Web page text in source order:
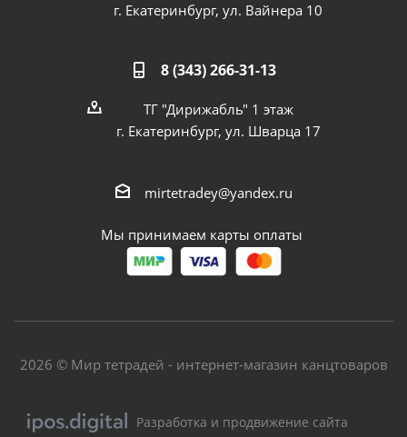
г. Екатеринбург, ул. Вайнера 10
8 (343) 266-31-13
ТГ "Дирижабль" 1 этаж
г. Екатеринбург, ул. Шварца 17
mirtetradey@yandex.ru
Мы принимаем карты оплаты
2026 © Мир тетрадей - интернет-магазин канцтоваров
Разработка и продвижение сайта